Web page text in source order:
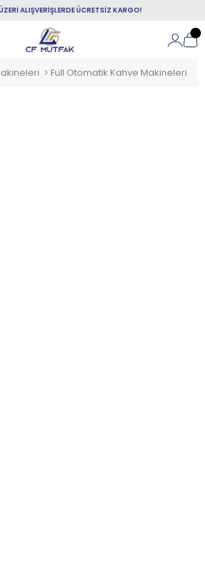
ALIŞVERİŞLERDE ÜCRETSİZ KARGO!
Full Otomatik Kahve Makineleri